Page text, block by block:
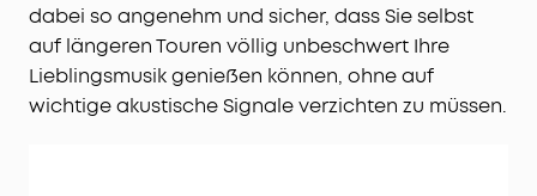
dabei so angenehm und sicher, dass Sie selbst
auf längeren Touren völlig unbeschwert Ihre
Lieblingsmusik genießen können, ohne auf
wichtige akustische Signale verzichten zu müssen.